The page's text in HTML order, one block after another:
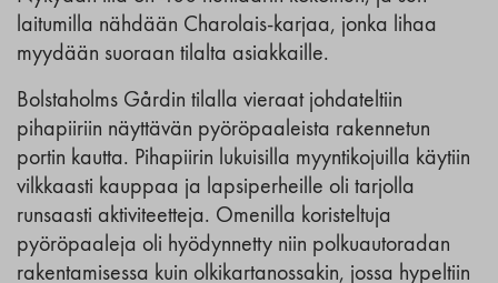
laitumilla nähdään Charolais-karjaa, jonka lihaa
myydään suoraan tilalta asiakkaille.
Bolstaholms Gårdin tilalla vieraat johdateltiin
pihapiiriin näyttävän pyöröpaaleista rakennetun
portin kautta. Pihapiirin lukuisilla myyntikojuilla käytiin
vilkkaasti kauppaa ja lapsiperheille oli tarjolla
runsaasti aktiviteetteja. Omenilla koristeltuja
pyöröpaaleja oli hyödynnetty niin polkuautoradan
rakentamisessa kuin olkikartanossakin, jossa hypeltiin